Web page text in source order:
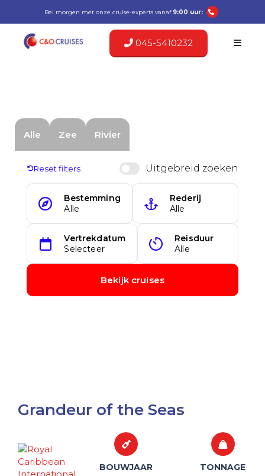
Bel morgen met onze cruise-experts vanaf 9:00 uur:
045-5410232
Grandeur of the Seas
BOUWJAAR TONNAGE